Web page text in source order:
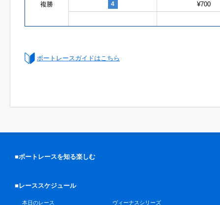
複勝 4 ¥700
ボートレースガイドはこちら
■ボートレースを知る楽しむ
■レーススケジュール
本日のレース
ヴィーナスシリーズ